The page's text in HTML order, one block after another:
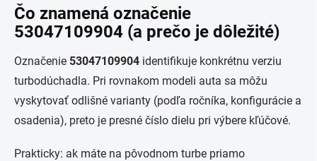
Čo znamená označenie
53047109904 (a prečo je dôležité)
Označenie 53047109904 identifikuje konkrétnu verziu
turbodúchadla. Pri rovnakom modeli auta sa môžu
vyskytovať odlišné varianty (podľa ročníka, konfigurácie a
osadenia), preto je presné číslo dielu pri výbere kľúčové.
Prakticky: ak máte na pôvodnom turbe priamo